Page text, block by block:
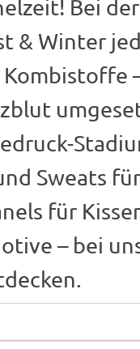
Bei
& Winter
Kombistoffe
Sweats
für
– bei